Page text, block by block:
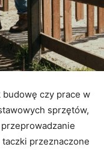
czy prace w
sprzętów,
przeznaczone